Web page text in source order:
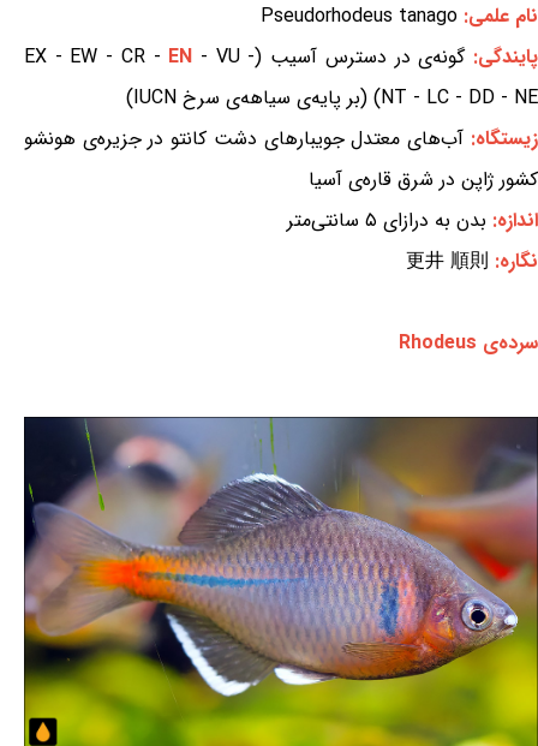
نام علمی: Pseudorhodeus tanago
پایندگی:گونه‌ی در دسترس آسیب (EX - EW - CR - EN - VU -
NT - LC - DD - NE) (بر پایه‌ی سیاهه‌ی سرخ IUCN)
زیستگاه: آب‌های معتدل جویبارهای دشت کانتو در جزیره‌ی هونشو
کشور ژاپن در شرق قاره‌ی آسیا
اندازه: بدن به درازای ۵ سانتی‌متر
نگاره: 更井 順則
سرده‌ی Rhodeus